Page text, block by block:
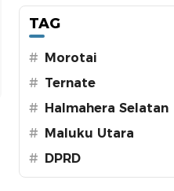
TAG
#
Morotai
# Ternate
#
Halmahera Selatan
#
Maluku Utara
#
DPRD